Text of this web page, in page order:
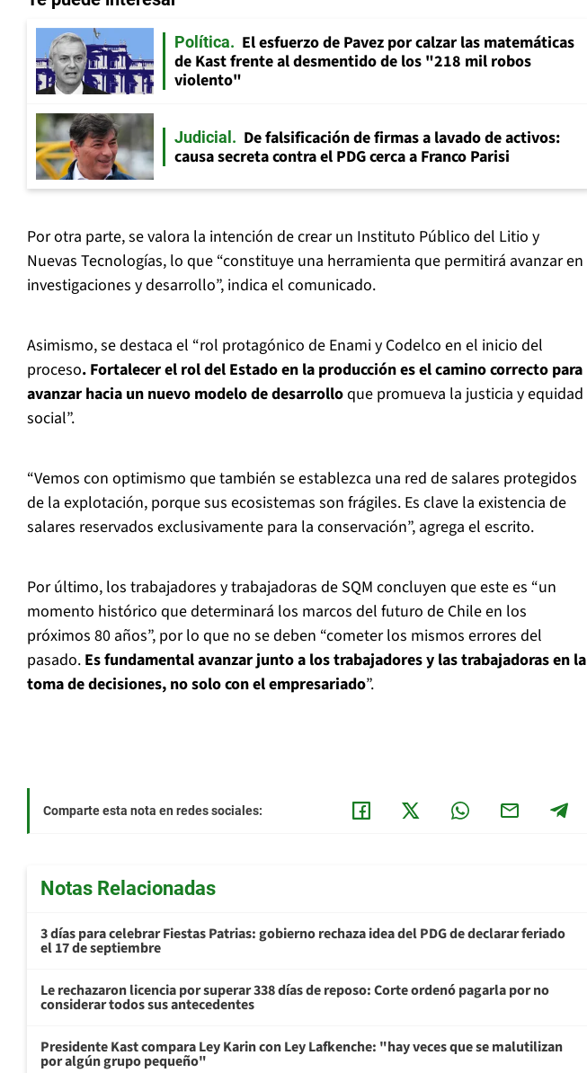
Política
El esfuerzo de Pavez por calzar las matemáticas
de Kast frente al desmentido de los "218 mil robos
violento"
Judicial
De falsificación de firmas a lavado de activos:
causa secreta contra el PDG cerca a Franco Parisi
Por otra parte, se valora la intención de crear un Instituto Público del Litio y
Nuevas Tecnologías, lo que “constituye una herramienta que permitirá avanzar en
investigaciones y desarrollo”, indica el comunicado.
Asimismo, se destaca el “rol protagónico de Enami y Codelco en el inicio del
proceso. Fortalecer el rol del Estado en la producción es el camino correcto para
avanzar hacia un nuevo modelo de desarrolloque promueva la justicia y equidad
social”.
“Vemos con optimismo que también se establezca una red de salares protegidos
de la explotación, porque sus ecosistemas son frágiles. Es clave la existencia de
salares reservados exclusivamente para la conservación”, agrega el escrito.
Por último, los trabajadores y trabajadoras de SQM concluyen que este es “un
momento histórico que determinará los marcos del futuro de Chile en los
próximos 80 años”, por lo que no se deben “cometer los mismos errores del
pasado. Es fundamental avanzar junto a los trabajadores y las trabajadoras en la
toma de decisiones, no solo con el empresariado”.
Comparte esta nota en redes sociales:
Notas Relacionadas
3 días para celebrar Fiestas Patrias: gobierno rechaza idea del PDG de declarar feriado
el 17 de septiembre
Le rechazaron licencia por superar 338 días de reposo: Corte ordenó pagarla por no
considerar todos sus antecedentes
Presidente Kast compara Ley Karin con Ley Lafkenche: "hay veces que se malutilizan
por algún grupo pequeño"